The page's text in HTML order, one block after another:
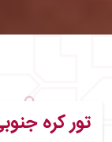
تور کره